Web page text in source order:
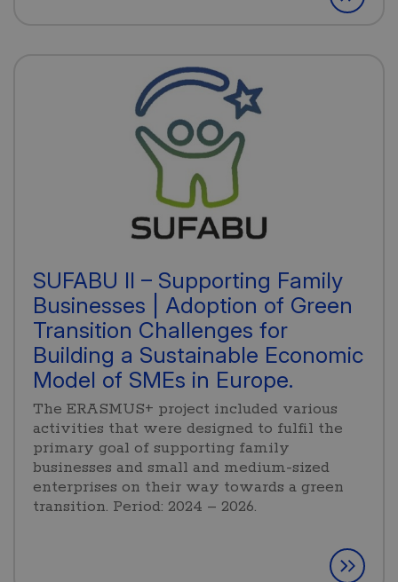
SUFABU II – Supporting Family
Businesses | Adoption of Green
Transition Challenges for
Building a Sustainable Economic
Model of SMEs in Europe.
The ERASMUS+ project included various
activities that were designed to fulfil the
primary goal of supporting family
businesses and small and medium-sized
enterprises on their way towards a green
transition. Period: 2024 – 2026.